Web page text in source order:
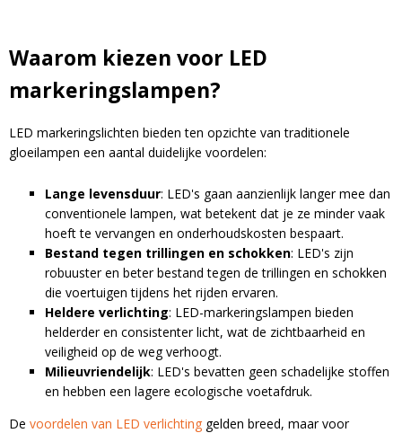
Waarom kiezen voor LED
markeringslampen?
LED markeringslichten bieden ten opzichte van traditionele
gloeilampen een aantal duidelijke voordelen:
Lange levensduur: LED's gaan aanzienlijk langer mee dan
conventionele lampen, wat betekent dat je ze minder vaak
hoeft te vervangen en onderhoudskosten bespaart.
Bestand tegen trillingen en schokken: LED's zijn
robuuster en beter bestand tegen de trillingen en schokken
die voertuigen tijdens het rijden ervaren.
Heldere verlichting: LED-markeringslampen bieden
helderder en consistenter licht, wat de zichtbaarheid en
veiligheid op de weg verhoogt.
Milieuvriendelijk: LED's bevatten geen schadelijke stoffen
en hebben een lagere ecologische voetafdruk.
De voordelen van LED verlichting gelden breed, maar voor